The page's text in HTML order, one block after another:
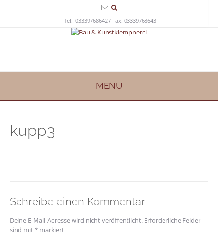
Tel.: 03339768642 / Fax: 03339768643
MENU
kupp3
Schreibe einen Kommentar
Deine E-Mail-Adresse wird nicht veröffentlicht. Erforderliche Felder
sind mit* markiert